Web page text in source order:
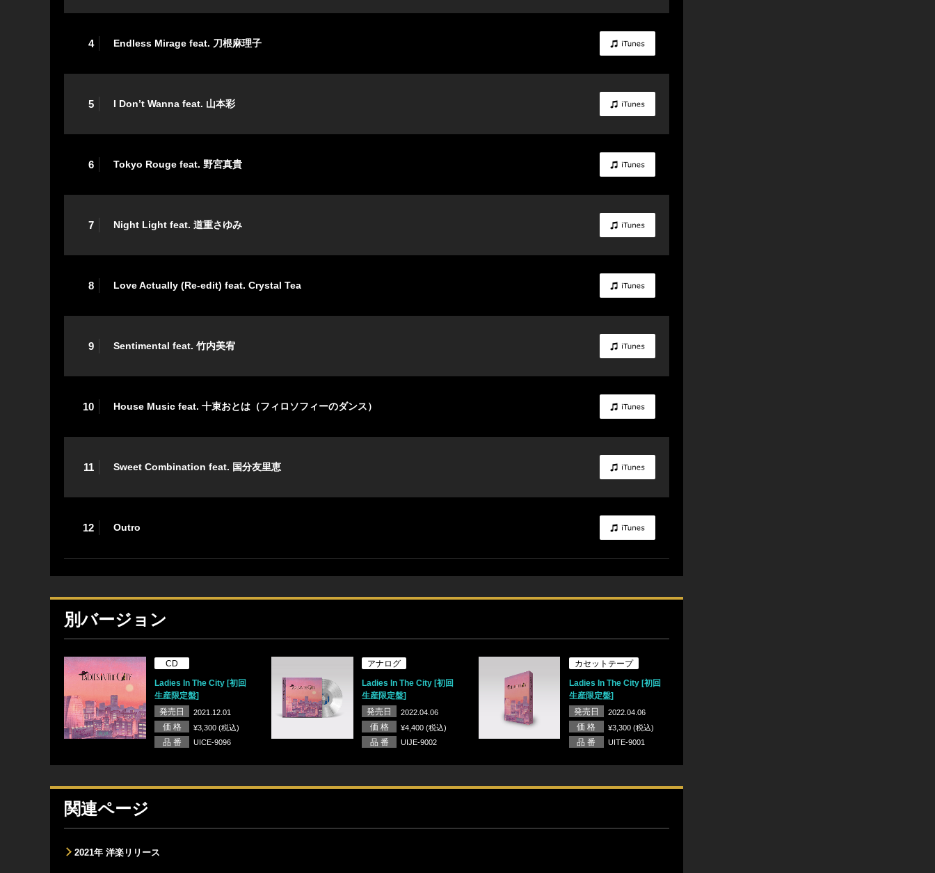
4 Endless Mirage feat. 刀根麻理子
5 I Don’t Wanna feat. 山本彩
6 Tokyo Rouge feat. 野宮真貴
7 Night Light feat. 道重さゆみ
8 Love Actually (Re-edit) feat. Crystal Tea
9 Sentimental feat. 竹内美宥
10 House Music feat. 十束おとは（フィロソフィーのダンス）
11 Sweet Combination feat. 国分友里恵
12 Outro
別バージョン
CD
Ladies In The City [初回
生産限定盤]
発売日
2021.12.01
価 格 ¥3,300 (税込)
品 番 UICE-9096
アナログ
Ladies In The City [初回
生産限定盤]
発売日
2022.04.06
価 格 ¥4,400 (税込)
品 番 UIJE-9002
カセットテープ
Ladies In The City [初回
生産限定盤]
発売日
2022.04.06
価 格 ¥3,300 (税込)
品 番 UITE-9001
関連ページ
2021年 洋楽リリース